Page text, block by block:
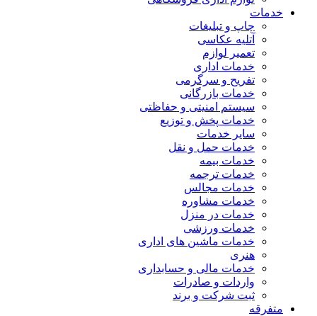
خدمات
چاپ و تبلیغات
آتلیه عکاسی
تعمیر لوازم
خدمات اداری
تفریح و سرگرمی
خدمات بازرگانی
سیستم امنیتی و حفاظتی
خدمات پخش و توزیع
سایر خدمات
خدمات حمل و نقل
خدمات بیمه
خدمات ترجمه
خدمات مجالس
خدمات مشاوره
خدمات در منزل
خدمات ورزشی
خدمات ماشین های اداری
هنری
خدمات مالی و حسابداری
واردات و صادرات
ثبت شرکت و برند
متفرقه